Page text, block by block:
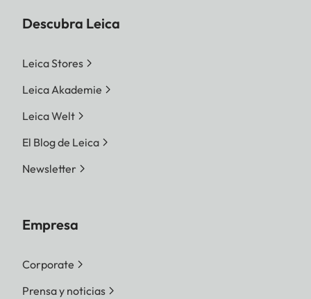
Descubra Leica
Leica Stores
Leica Akademie
Leica Welt
El Blog de Leica
Newsletter
Empresa
Corporate
Prensa y noticias